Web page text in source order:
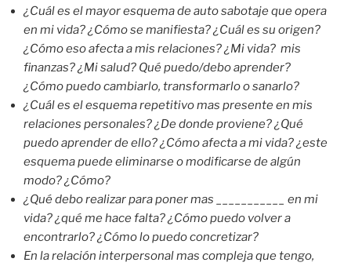
¿Cuál es el mayor esquema de auto sabotaje que opera
en mi vida? ¿Cómo se manifiesta? ¿Cuál es su origen?
¿Cómo eso afecta a mis relaciones? ¿Mi vida? mis
finanzas? ¿Mi salud? Qué puedo/debo aprender?
¿Cómo puedo cambiarlo, transformarlo o sanarlo?
¿Cuál es el esquema repetitivo mas presente en mis
relaciones personales? ¿De donde proviene? ¿Qué
puedo aprender de ello? ¿Cómo afecta a mi vida? ¿este
esquema puede eliminarse o modificarse de algún
modo? ¿Cómo?
¿Qué debo realizar para poner mas ___________ en mi
vida? ¿qué me hace falta? ¿Cómo puedo volver a
encontrarlo? ¿Cómo lo puedo concretizar?
En la relación interpersonal mas compleja que tengo,